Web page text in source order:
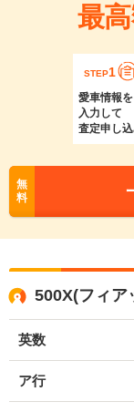
最
STEP1
愛車情報を
入力して
査定申し
無
料
500X(フィア
英数
ア行